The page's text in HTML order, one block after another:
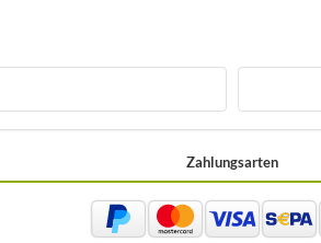
Zahlungsarten